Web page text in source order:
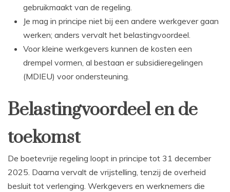
gebruikmaakt van de regeling.
Je mag in principe niet bij een andere werkgever gaan
werken; anders vervalt het belastingvoordeel.
Voor kleine werkgevers kunnen de kosten een
drempel vormen, al bestaan er subsidieregelingen
(MDIEU) voor ondersteuning.
Belastingvoordeel en de
toekomst
De boetevrije regeling loopt in principe tot 31 december
2025. Daarna vervalt de vrijstelling, tenzij de overheid
besluit tot verlenging. Werkgevers en werknemers die